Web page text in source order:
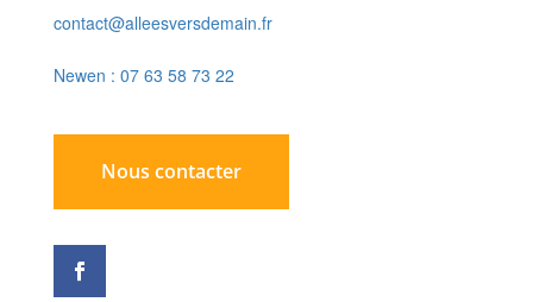
contact@alleesversdemain.fr
Newen : 07 63 58 73 22
Nous contacter